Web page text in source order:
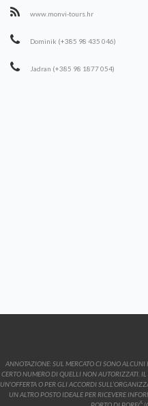
www.monvi-tours.hr
Dominik (+385 98 435 046)
Jadran (+385 98 1877 054)
ANNOTAZIONE: SUL MERCATO CI SONO
CERTO NUMERO DI QUELLI NON AUTORIZZATI.
UN’OFFERTA O PER GLI ACCORDI
UN ALTRO POSTO IDEALE PER RICEVERE